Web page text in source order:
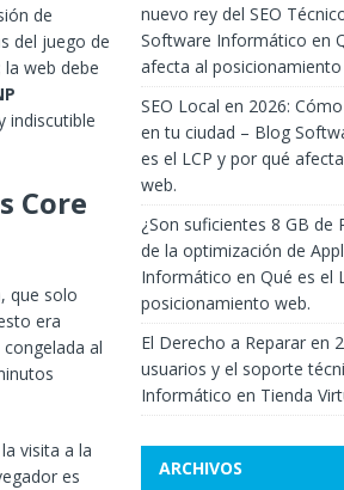
de
del juego de
web debe
indiscutible
Core
que solo
era
al
visita a la
es
nuevo rey del SEO
Software Informático en
afecta al posicionamiento
SEO Local en 2026:
en tu ciudad – Blog
es el LCP y por qué
web.
¿Son suficientes 8 GB de
de la optimización de
Informático en Qué es el
posicionamiento web.
El Derecho a Reparar en
usuarios y el soporte
Informático en Tienda
ARCHIVOS